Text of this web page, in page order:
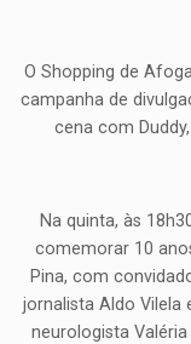
O Shopping de
campanha de
cena com
Na quinta, às
comemorar 10
Pina, com
jornalista Aldo Vilela
neurologista